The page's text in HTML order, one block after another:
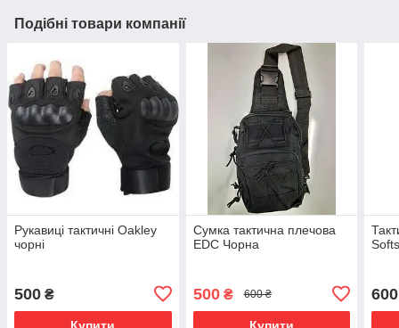
Подібні товари компанії
Рукавиці тактичні Oakley
чорні
500 ₴
Сумка тактична плечова
EDC Чорна
500₴ 600 ₴ 600